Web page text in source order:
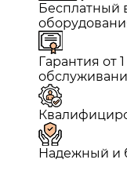
Бесплатный
Гарантия от
Надежный и